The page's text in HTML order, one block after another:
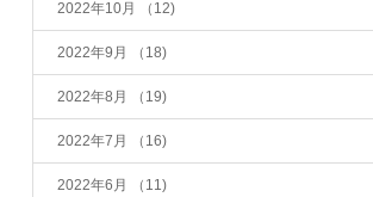
2022年10月 （12)
2022年9月 （18)
2022年8月 （19)
2022年7月 （16)
2022年6月 （11)